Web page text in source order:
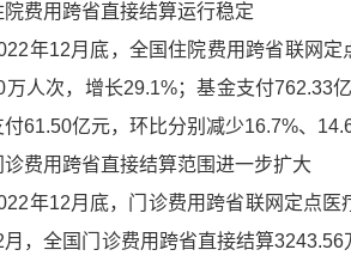
院费用跨省直接结算运行稳定
年12月底，全国住院费用跨省联网
万人次，增长29.1%；基金支付762.33
61.50亿元，环比分别减少16.7%、
诊费用跨省直接结算范围进一步扩大
年12月底，门诊费用跨省联网定点
月，全国门诊费用跨省直接结算